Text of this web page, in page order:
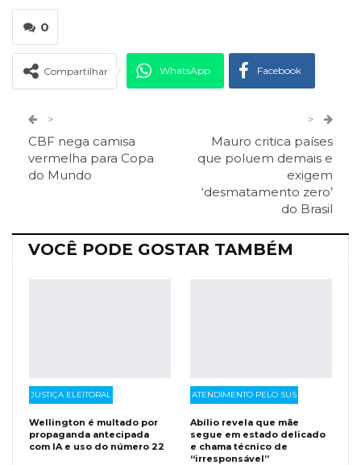
0
Compartilhar WhatsApp Facebook
ReddIt
Viber O email
>
CBF nega camisa
vermelha para Copa
do Mundo
>
Mauro critica países
que poluem demais e
exigem
‘desmatamento zero’
do Brasil
VOCÊ PODE GOSTAR TAMBÉM
JUSTIÇA ELEITORAL
Wellington é multado por
propaganda antecipada
com IA e uso do número 22
ATENDIMENTO PELO SUS
Abílio revela que mãe
segue em estado delicado
e chama técnico de
“irresponsável”